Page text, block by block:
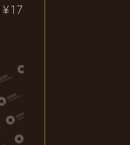
¥17